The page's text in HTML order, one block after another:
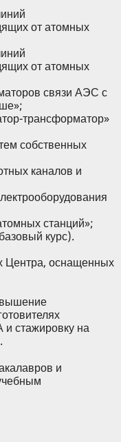
от атомных
от атомных
связи АЭС с
трансформатор»
собственных
каналов и
станций»;
курс).
Центра, оснащенных
и стажировку на
и